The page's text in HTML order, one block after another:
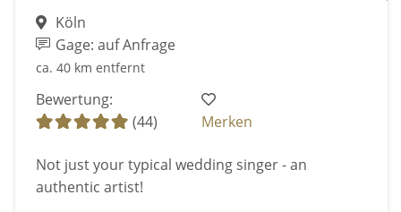
Köln
Gage: auf Anfrage
ca. 40 km entfernt
Bewertung:
(44)
Merken
Not just your typical wedding singer - an
authentic artist!